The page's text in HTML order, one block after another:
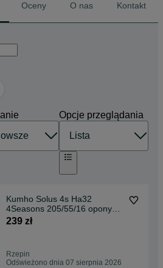
Oceny O nas Kontakt
Opcje przeglądania
Kumho Solus 4s Ha32
4Seasons 205/55/16 opony
całoroczne 205/55r16 1szt
239 zł
Rzepin
Odświeżono dnia 07 sierpnia 2026